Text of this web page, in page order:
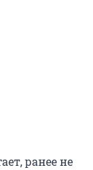
ранее не